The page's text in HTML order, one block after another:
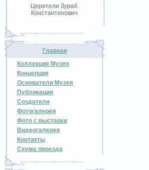
Церетели Зураб
Константинович
Главная
Коллекция Музея
Концепция
Основатели Музея
Публикации
Создатели
Фотогалерея
Фото с выставки
Видеогалерея
Контакты
Схема проезда